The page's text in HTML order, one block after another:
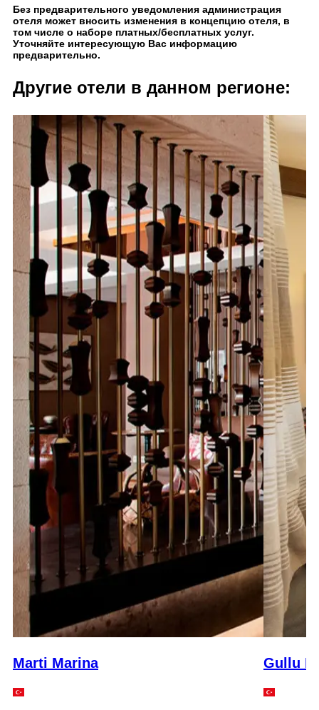
Без предварительного уведомления администрация
отеля может вносить изменения в концепцию отеля, в
том числе о наборе платных/бесплатных услуг.
Уточняйте интересующую Вас информацию
предварительно.
Другие отели в данном регионе:
Marti Marina Gullu